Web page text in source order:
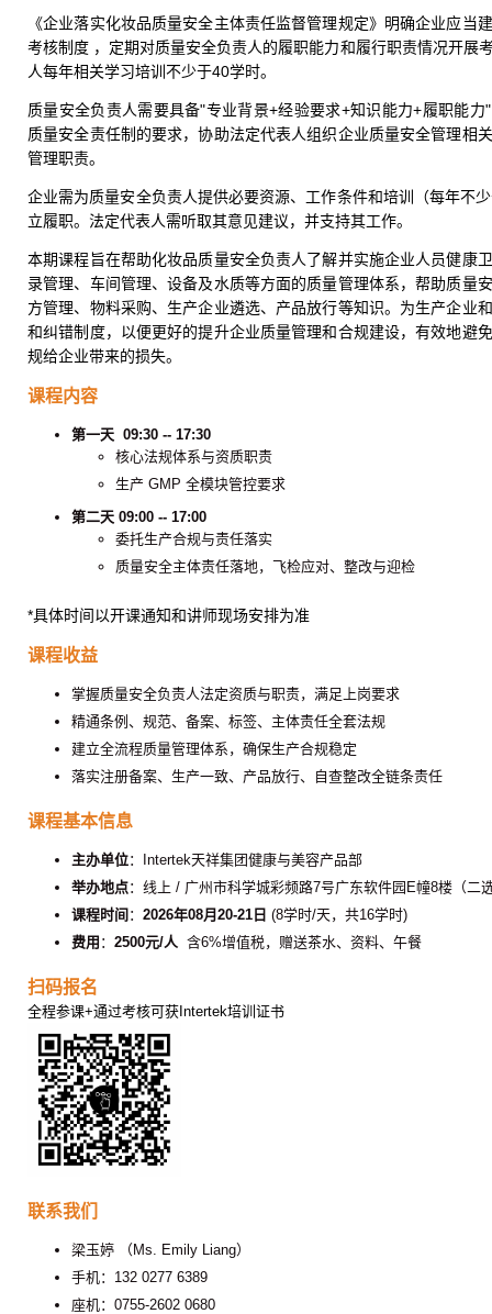
《企业落实化妆品质量安全主体责任监督管理规定》明确企业应当
考核制度 ，定期对质量安全负责人的履职能力和履行职责情况开展
人每年相关学习培训不少于40学时。
质量安全负责人需要具备"专业背景+经验要求+知识能力+履职能力
质量安全责任制的要求，协助法定代表人组织企业质量安全管理相
管理职责。
企业需为质量安全负责人提供必要资源、工作条件和培训（每年不
立履职。法定代表人需听取其意见建议，并支持其工作。
本期课程旨在帮助化妆品质量安全负责人了解并实施企业人员健康
录管理、车间管理、设备及水质等方面的质量管理体系，帮助质量
方管理、物料采购、生产企业遴选、产品放行等知识。为生产企业
和纠错制度，以便更好的提升企业质量管理和合规建设，有效地避
规给企业带来的损失。
课程内容
第一天 09:30 -- 17:30
核心法规体系与资质职责
生产 GMP 全模块管控要求
第二天 09:00 -- 17:00
委托生产合规与责任落实
质量安全主体责任落地，飞检应对、整改与迎检
*具体时间以开课通知和讲师现场安排为准
课程收益
掌握质量安全负责人法定资质与职责，满足上岗要求
精通条例、规范、备案、标签、主体责任全套法规
建立全流程质量管理体系，确保生产合规稳定
落实注册备案、生产一致、产品放行、自查整改全链条责任
课程基本信息
主办单位：Intertek天祥集团健康与美容产品部
举办地点：线上 / 广州市科学城彩频路7号广东软件园E幢8楼（二
课程时间 ： 2026年08月20-21日 (8学时/天，共16学时)
费用 ： 2500元/人 含6%增值税，赠送茶水、资料、午餐
扫码报名
全程参课+通过考核可获Intertek培训证书
联系我们
梁玉婷 （Ms. Emily Liang）
手机：132 0277 6389
座机：0755-2602 0680